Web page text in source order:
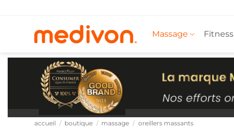
contenu
Massage Fitness
accueil / boutique / massage / oreillers massants